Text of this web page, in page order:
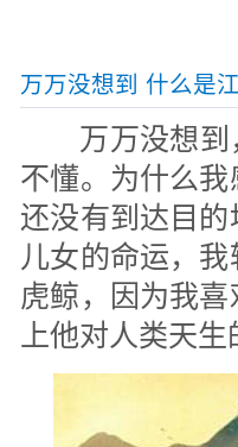
万万没想到 什么是
万万没想到
不懂。为什么我
还没有到达目
儿女的命运，
虎鲸，因为我
上他对人类天